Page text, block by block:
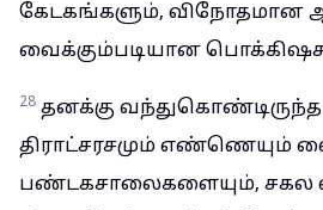
கேடகங்களும்,
வைக்கும்படியான
28 தனக்கு வந்துகொண்டிருந்த
திராட்சரசமும் எண்ணெயும்
பண்டகசாலைகளையும், சகல